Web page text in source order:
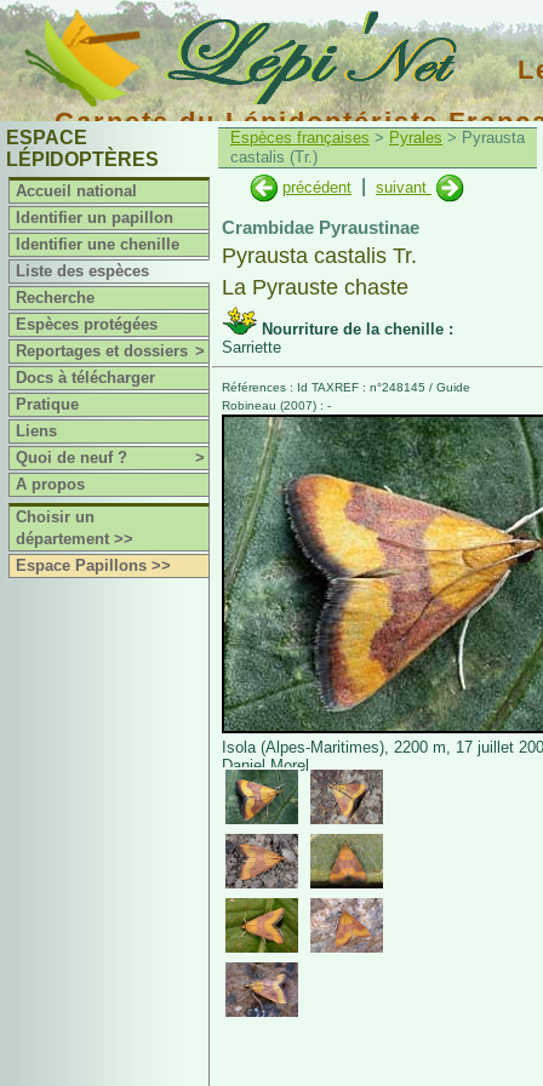
Carnets du Lépidoptériste
ESPACE
LÉPIDOPTÈRES
Accueil national
Identifier un papillon
Identifier une chenille
Liste des espèces
Recherche
Espèces protégées
Reportages et dossiers >
Docs à télécharger
Pratique
Liens
Quoi de neuf ?
>
A propos
Choisir un
département >>
Espace Papillons >>
Espèces françaises > Pyrales > Pyrausta
castalis (Tr.)
précédent
suivant
Crambidae Pyraustinae
Pyrausta castalis Tr.
La Pyrauste chaste
Nourriture de la chenille :
Sarriette
Références : Id TAXREF : n°248145 / Guide
Robineau (2007) : -
Isola (Alpes-Maritimes), 2200 m, 17 juillet
Daniel Morel.